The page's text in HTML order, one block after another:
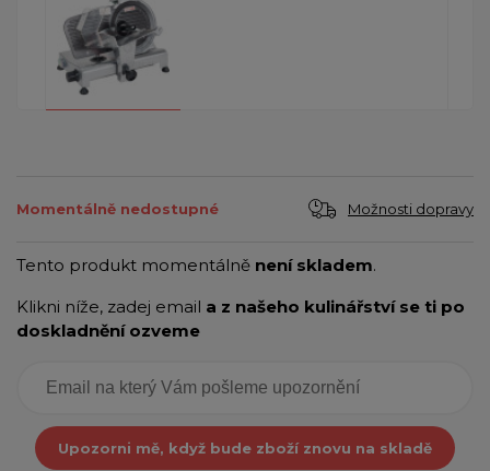
Momentálně nedostupné Možnosti dopravy
Tento produkt momentálně není skladem.
Klikni níže, zadej email a z našeho kulinářství se ti po
doskladnění ozveme
Upozorni mě, když bude zboží znovu na skladě